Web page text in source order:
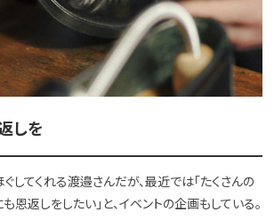
しを
してくれる渡邉さんだが、最近では「たくさんの
恩返しをしたい」と、イベントの企画もしている。